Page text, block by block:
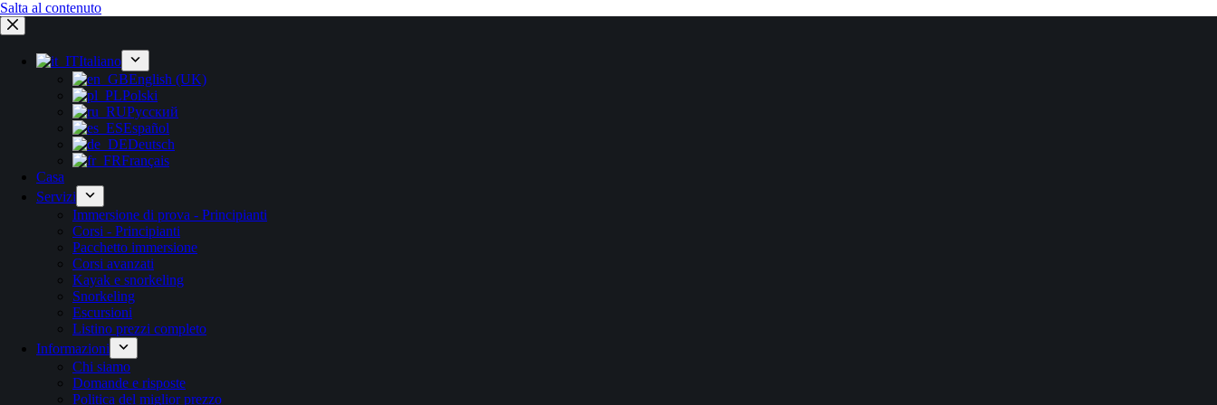
Salta al contenuto
Italiano
English (UK)
Polski
Русский
Español
Deutsch
Français
Casa
Servizi
Immersione di prova - Principianti
Corsi - Principianti
Pacchetto immersione
Corsi avanzati
Kayak e snorkeling
Snorkeling
Escursioni
Listino prezzi completo
Informazioni
Chi siamo
Domande e risposte
Politica del miglior prezzo